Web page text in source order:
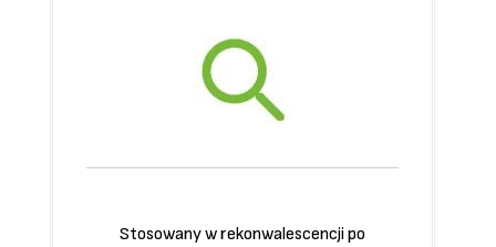
Stosowany w rekonwalescencji po